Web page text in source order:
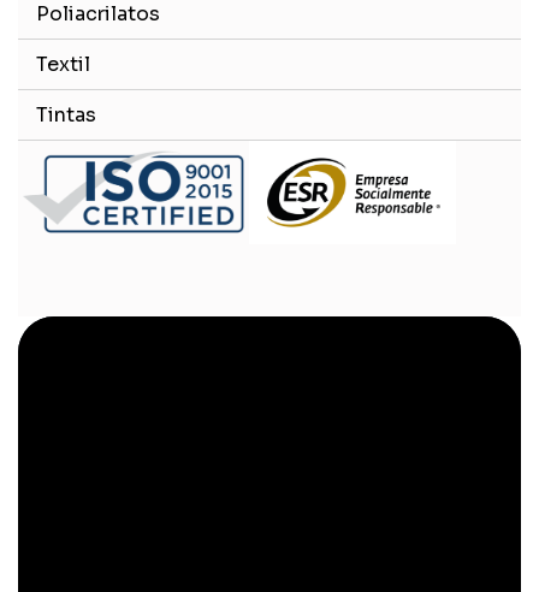
Poliacrilatos
Textil
Tintas